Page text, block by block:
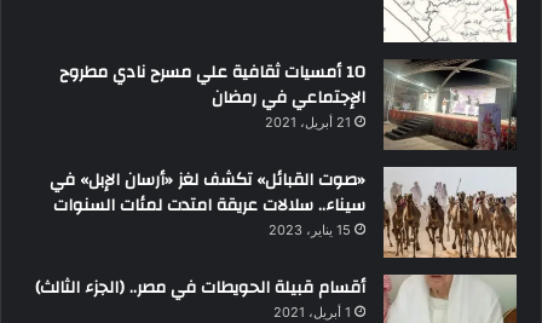
10 أمسيات ثقافية علي مسرح نادي مطروح
الإجتماعي في رمضان
21 أبريل، 2021
«صوت القبائل» تكشف لغز «أرسان الإبل» في
سيناء.. سلالات عريقة امتدت لمئات السنوات
15 يناير، 2023
أقسام قبيلة الحويطات في مصر.. (الجزء الثالث)
1 أبريل، 2021